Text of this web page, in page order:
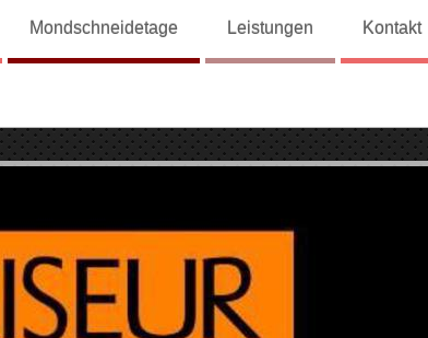
Mondschneidetage Leistungen Kontakt